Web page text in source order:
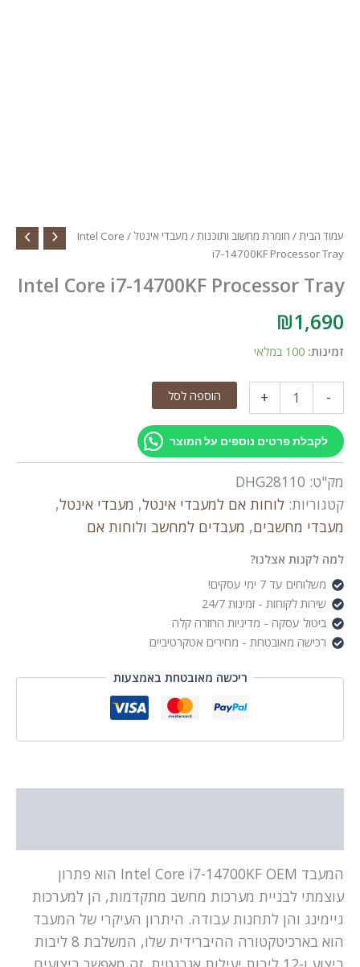
עמוד הבית/ חומרת מחשוב ותוכנות/ מעבדי אינטל
/ Intel Core
i7-14700KF Processor Tray
Intel Core i7-14700KF Processor Tray
₪1,690
זמינות: 100 במלאי
-
Core
i7-
Processor
Tray
+ הוספה לסל
לקבלת פרטים נוספים על המוצר
מק"ט: DHG28110
קטגוריות: לוחות אם למעבדי אינטל, מעבדי אינטל,
מעבדי מחשבים, מעבדים למחשב ולוחות אם
למה לקנות אצלנו?
משלוחים עד 7 ימי עסקים!
שירות לקוחות - זמינות 24/7
ביטול עסקה - מדיניות החזרה קלה
רכישה מאובטחת - מחירים אטקרטיביים
ריכשה מאובטחת באמצעות
המעבד Intel Core i7-14700KF OEM הוא פתרון
עוצמתי לבניית מערכות מחשב מתקדמות, הן למערכות
גיימינג והן לתחנות עבודה. היתרון העיקרי של המעבד
הוא בארכיטקטורה ההיברידית שלו, המשלבת 8 ליבות